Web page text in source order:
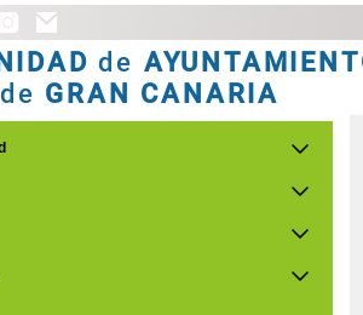
de
de GRAN CANARIA